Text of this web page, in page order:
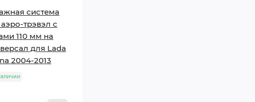
система
трэвэл с
110 мм на
для Lada
2004-2013